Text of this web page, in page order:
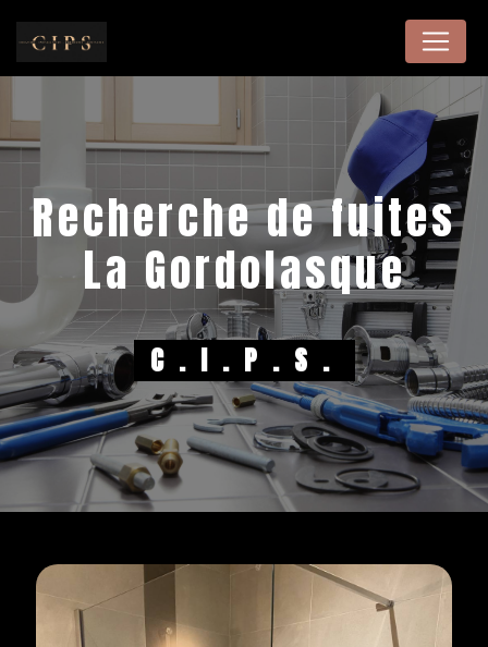
recherche de fuites
La Gordolasque
C.I.P.S.